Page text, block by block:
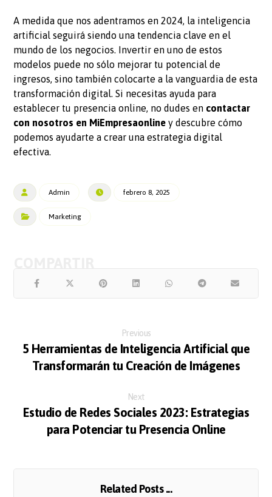
A medida que nos adentramos en 2024, la inteligencia
artificial seguirá siendo una tendencia clave en el
mundo de los negocios. Invertir en uno de estos
modelos puede no sólo mejorar tu potencial de
ingresos, sino también colocarte a la vanguardia de esta
transformación digital. Si necesitas ayuda para
establecer tu presencia online, no dudes en contactar
con nosotros en MiEmpresaonline y descubre cómo
podemos ayudarte a crear una estrategia digital
efectiva.
Admin febrero 8, 2025
Marketing
Previous
5 Herramientas de Inteligencia Artificial que
Transformarán tu Creación de Imágenes
Next
Estudio de Redes Sociales 2023: Estrategias
para Potenciar tu Presencia Online
Related Posts ...